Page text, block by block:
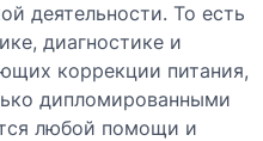
деятельности. То есть
диагностике и
коррекции питания,
дипломированными
любой помощи и